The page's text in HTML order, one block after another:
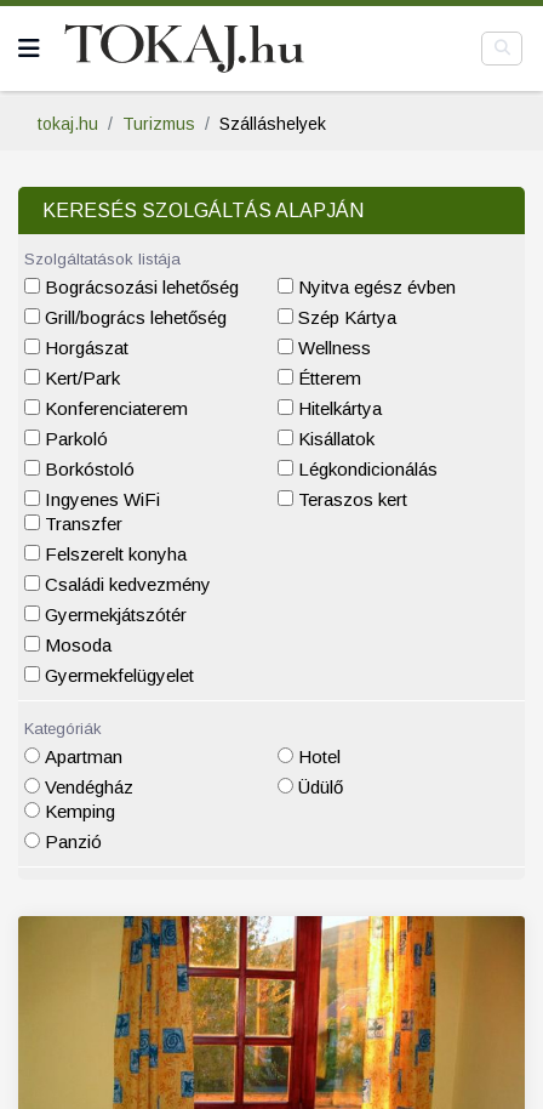
tokaj.hu Turizmus Szálláshelyek
KERESÉS SZOLGÁLTÁS ALAPJÁN
Szolgáltatások listája
Bográcsozási lehetőség
Grill/bogrács lehetőség
Horgászat
Kert/Park
Konferenciaterem
Parkoló
Borkóstoló
Ingyenes WiFi
Nyitva egész évben
Szép Kártya
Wellness
Étterem
Hitelkártya
Kisállatok
Légkondicionálás
Teraszos kert
Transzfer
Felszerelt konyha
Családi kedvezmény
Gyermekjátszótér
Mosoda
Gyermekfelügyelet
Kategóriák
Apartman
Vendégház
Hotel
Üdülő
Kemping
Panzió